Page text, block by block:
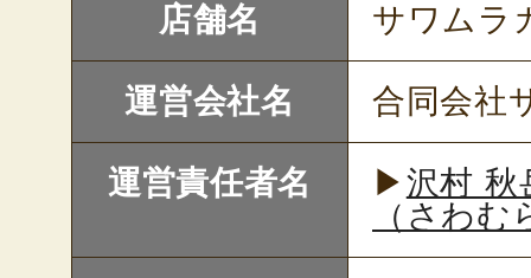
店舗名 サワムラ
運営会社名 合同会社
運営責任者名 ▶沢村 秋
（さわ